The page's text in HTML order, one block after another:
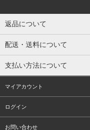
返品について
配送・送料について
支払い方法について
マイアカウント
ログイン
お問い合わせ